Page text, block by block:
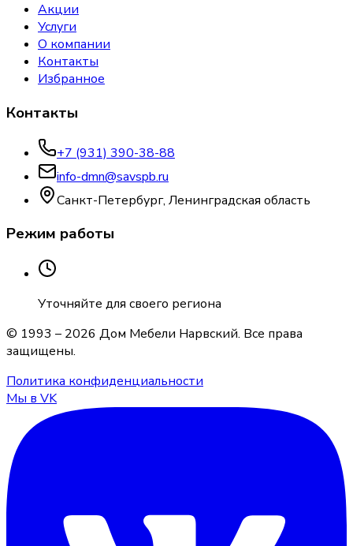
Акции
Услуги
О компании
Контакты
Избранное
Контакты
+7 (931) 390-38-88
info-dmn@savspb.ru
Санкт-Петербург, Ленинградская область
Режим работы
Уточняйте для своего региона
© 1993 – 2026 Дом Мебели Нарвский. Все права
защищены.
Политика конфиденциальности
Мы в VK